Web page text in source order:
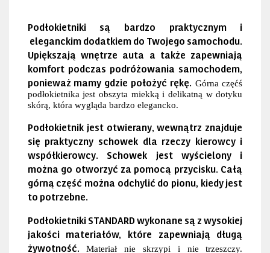
Podłokietniki są bardzo praktycznym i
eleganckim dodatkiem do Twojego samochodu.
Upiększają wnętrze auta a także zapewniają
komfort podczas podróżowania samochodem,
ponieważ mamy gdzie położyć rękę. Górna częćś
podłokietnika jest obszyta miekką i delikatną w dotyku
skórą, która wygląda bardzo elegancko.
Podłokietnik jest otwierany, wewnątrz znajduje
się praktyczny schowek dla rzeczy kierowcy i
współkierowcy. Schowek jest wyścielony i
można go otworzyć za pomocą przycisku. Całą
górną część można odchylić do pionu, kiedy jest
to potrzebne.
Podłokietniki STANDARD wykonane są z wysokiej
jakości materiałów, które zapewniają długą
żywotność.
Materiał nie skrzypi i nie trzeszczy.